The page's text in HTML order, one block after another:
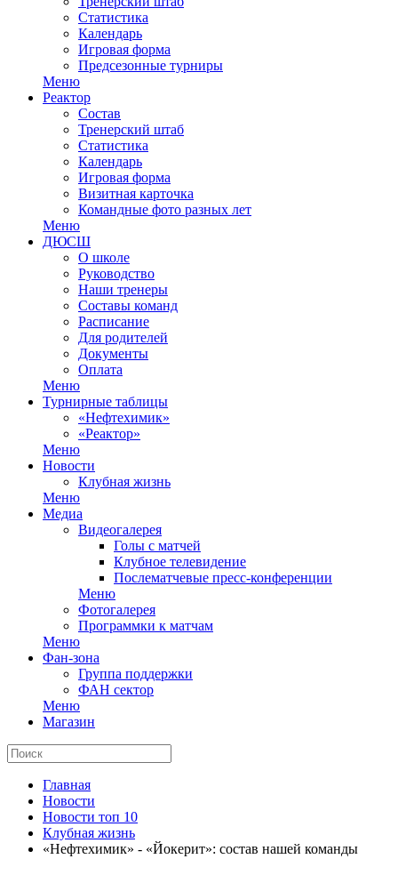
Статистика
Календарь
Игровая форма
Предсезонные турниры
Меню
Реактор
Состав
Тренерский штаб
Статистика
Календарь
Игровая форма
Визитная карточка
Командные фото разных лет
Меню
ДЮСШ
О школе
Руководство
Наши тренеры
Составы команд
Расписание
Для родителей
Документы
Оплата
Меню
Турнирные таблицы
«Нефтехимик»
«Реактор»
Меню
Новости
Клубная жизнь
Меню
Медиа
Видеогалерея
Голы с матчей
Клубное телевидение
Послематчевые пресс-конференции
Меню
Фотогалерея
Программки к матчам
Меню
Фан-зона
Группа поддержки
ФАН сектор
Меню
Магазин
Главная
Новости
Новости топ 10
Клубная жизнь
«Нефтехимик» - «Йокерит»: состав нашей команды